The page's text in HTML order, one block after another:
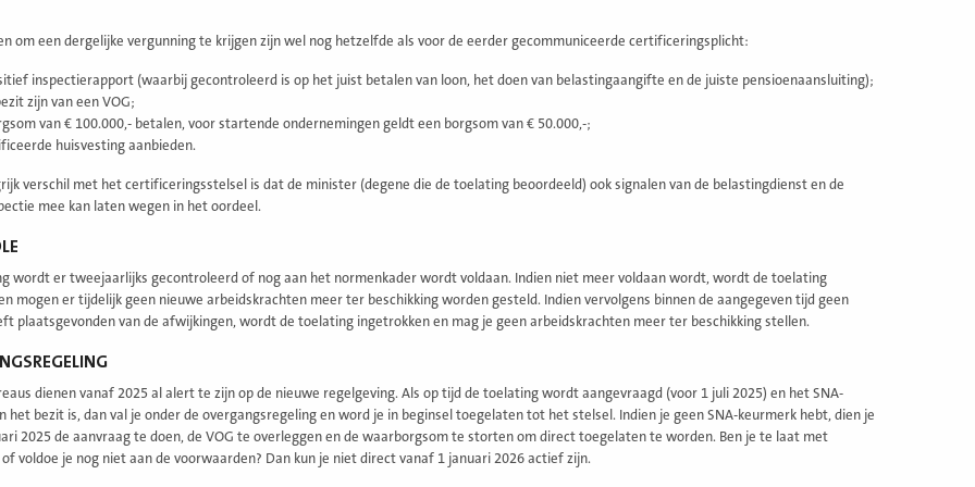
om een dergelijke vergunning te krijgen zijn wel nog hetzelfde als voor de eerder gecommuniceerde certificeringsplicht:
inspectierapport (waarbij gecontroleerd is op het juist betalen van loon, het doen van belastingaangifte en de juiste pensioenaansluiting);
zijn van een VOG;
van € 100.000,- betalen, voor startende ondernemingen geldt een borgsom van € 50.000,-;
huisvesting aanbieden.
verschil met het certificeringsstelsel is dat de minister (degene die de toelating beoordeeld) ook signalen van de belastingdienst en de
mee kan laten wegen in het oordeel.
wordt er tweejaarlijks gecontroleerd of nog aan het normenkader wordt voldaan. Indien niet meer voldaan wordt, wordt de toelating
mogen er tijdelijk geen nieuwe arbeidskrachten meer ter beschikking worden gesteld. Indien vervolgens binnen de aangegeven tijd geen
plaatsgevonden van de afwijkingen, wordt de toelating ingetrokken en mag je geen arbeidskrachten meer ter beschikking stellen.
dienen vanaf 2025 al alert te zijn op de nieuwe regelgeving. Als op tijd de toelating wordt aangevraagd (voor 1 juli 2025) en het SNA-
het bezit is, dan val je onder de overgangsregeling en word je in beginsel toegelaten tot het stelsel. Indien je geen SNA-keurmerk hebt, dien je
2025 de aanvraag te doen, de VOG te overleggen en de waarborgsom te storten om direct toegelaten te worden. Ben je te laat met
voldoe je nog niet aan de voorwaarden? Dan kun je niet direct vanaf 1 januari 2026 actief zijn.